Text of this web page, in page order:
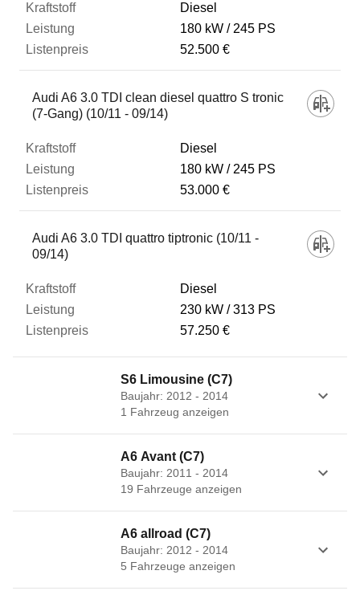
Diesel
180 kW
245 PS
52.500 €
Audi A6 3.0 TDI clean diesel quattro S tronic
(7-Gang) (10/11 - 09/14)
Diesel
180 kW
245 PS
53.000 €
Audi A6 3.0 TDI quattro tiptronic (10/11 -
09/14)
Diesel
230 kW
313 PS
57.250 €
S6 Limousine (C7)
Baujahr: 2012 - 2014
1 Fahrzeug anzeigen
A6 Avant (C7)
Baujahr: 2011 - 2014
19 Fahrzeuge anzeigen
A6 allroad (C7)
Baujahr: 2012 - 2014
5 Fahrzeuge anzeigen